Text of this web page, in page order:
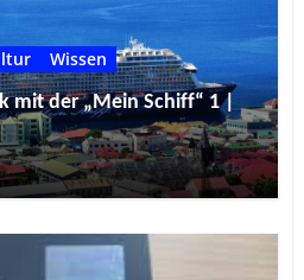
Wissen
mit der „Mein Schiff“ 1 |